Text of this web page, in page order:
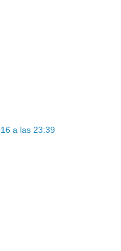
a las 23:39